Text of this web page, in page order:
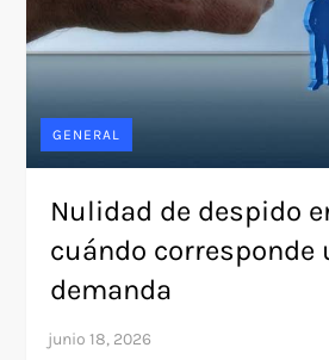
GENERAL
Nulidad de despido
cuándo corresponde
demanda